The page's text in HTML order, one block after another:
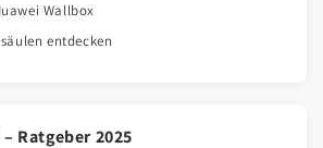
Wallbox
entdecken
Ratgeber 2025